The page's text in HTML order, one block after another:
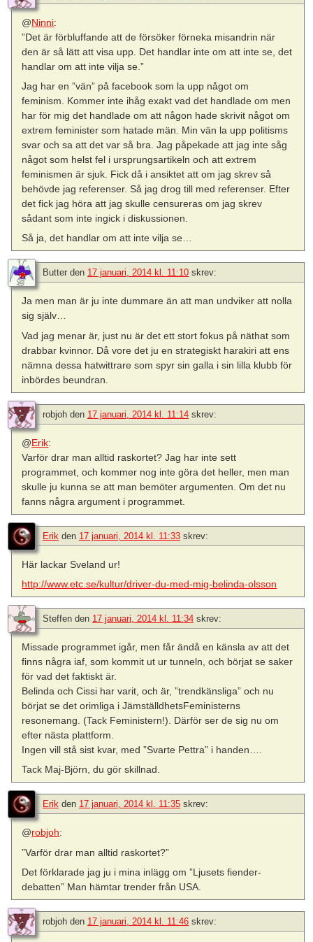
@Ninni:
”Det är förbluffande att de försöker förneka misandrin när
den är så lätt att visa upp. Det handlar inte om att inte se, det
handlar om att inte vilja se.”
Jag har en ”vän” på facebook som la upp något om
feminism. Kommer inte ihåg exakt vad det handlade om men
har för mig det handlade om att någon hade skrivit något om
extrem feminister som hatade män. Min vän la upp politisms
svar och sa att det var så bra. Jag påpekade att jag inte såg
något som helst fel i ursprungsartikeln och att extrem
feminismen är sjuk. Fick då i ansiktet att om jag skrev så
behövde jag referenser. Så jag drog till med referenser. Efter
det fick jag höra att jag skulle censureras om jag skrev
sådant som inte ingick i diskussionen.
Så ja, det handlar om att inte vilja se…
Butter den 17 januari, 2014 kl. 11:10 skrev:
Ja men man är ju inte dummare än att man undviker att nolla
sig själv…
Vad jag menar är, just nu är det ett stort fokus på näthat som
drabbar kvinnor. Då vore det ju en strategiskt harakiri att ens
nämna dessa hatwittrare som spyr sin galla i sin lilla klubb för
inbördes beundran.
robjoh den 17 januari, 2014 kl. 11:14 skrev:
@Erik:
Varför drar man alltid raskortet? Jag har inte sett
programmet, och kommer nog inte göra det heller, men man
skulle ju kunna se att man bemöter argumenten. Om det nu
fanns några argument i programmet.
Erik den 17 januari, 2014 kl. 11:33 skrev:
Här lackar Sveland ur!
http://www.etc.se/kultur/driver-du-med-mig-belinda-olsson
Steffen den 17 januari, 2014 kl. 11:34 skrev:
Missade programmet igår, men får ändå en känsla av att det
finns några iaf, som kommit ut ur tunneln, och börjat se saker
för vad det faktiskt är.
Belinda och Cissi har varit, och är, ”trendkänsliga” och nu
börjat se det orimliga i JämställdhetsFeministerns
resonemang. (Tack Feministern!). Därför ser de sig nu om
efter nästa plattform.
Ingen vill stå sist kvar, med ”Svarte Pettra” i handen….
Tack Maj-Björn, du gör skillnad.
Erik den 17 januari, 2014 kl. 11:35 skrev:
@robjoh:
”Varför drar man alltid raskortet?”
Det förklarade jag ju i mina inlägg om ”Ljusets fiender-
debatten” Man hämtar trender från USA.
robjoh den 17 januari, 2014 kl. 11:46 skrev: